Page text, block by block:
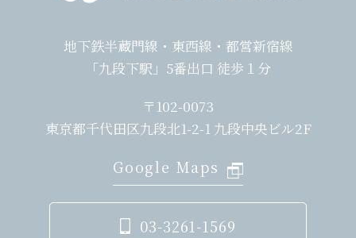
地下鉄半蔵門線・東西線・都営新宿線
「九段下駅」5番出口 徒歩１分
〒102-0073
東京都千代田区九段北1-2-1 九段中央ビル2F
Google Maps
03-3261-1569